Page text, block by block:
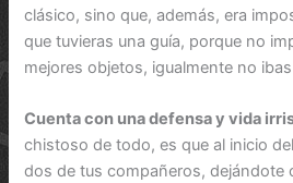
clásico, sino que, además, era
que tuvieras una guía, porque no
mejores objetos, igualmente no
Cuenta con una defensa y vida
chistoso de todo, es que al inicio
dos de tus compañeros, dejándote